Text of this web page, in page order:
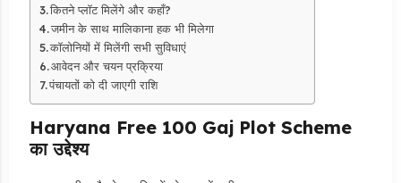
कितने प्लॉट मिलेंगे और कहाँ?
जमीन के साथ मालिकाना हक भी मिलेगा
कॉलोनियों में मिलेंगी सभी सुविधाएं
आवेदन और चयन प्रक्रिया
पंचायतों को दी जाएगी राशि
Haryana Free 100 Gaj Plot Scheme
का उद्देश्य